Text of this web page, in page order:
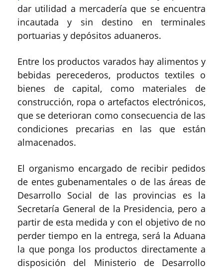
dar utilidad a mercadería que se encuentra
incautada y sin destino en terminales
portuarias y depósitos aduaneros.
Entre los productos varados hay alimentos y
bebidas perecederos, productos textiles o
bienes de capital, como materiales de
construcción, ropa o artefactos electrónicos,
que se deterioran como consecuencia de las
condiciones precarias en las que están
almacenados.
El organismo encargado de recibir pedidos
de entes gubenamentales o de las áreas de
Desarrollo Social de las provincias es la
Secretaría General de la Presidencia, pero a
partir de esta medida y con el objetivo de no
perder tiempo en la entrega, será la Aduana
la que ponga los productos directamente a
disposición del Ministerio de Desarrollo